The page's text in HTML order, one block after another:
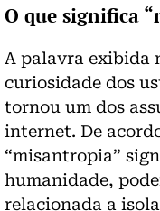
O que significa
A palavra exibida
curiosidade dos
tornou um dos
internet. De
“misantropia”
humanidade,
relacionada a